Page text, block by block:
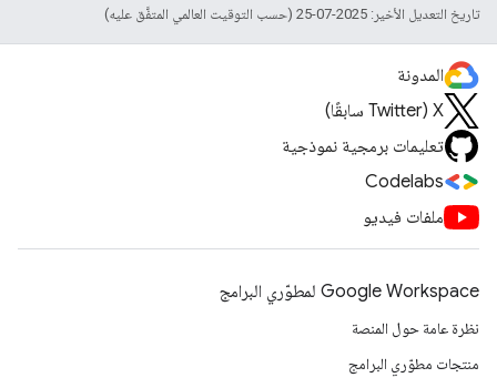
تاريخ التعديل الأخير: 2025-07-25 (حسب التوقيت العالمي المتفَّق عليه)
المدونة
‫X ‏(Twitter سابقًا)
تعليمات برمجية نموذجية
Codelabs
ملفات فيديو
Google Workspace لمطوّري البرامج
نظرة عامة حول المنصة
منتجات مطوّري البرامج